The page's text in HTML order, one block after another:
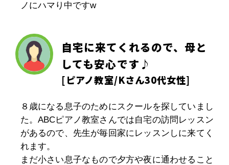
ノにハマり中ですw
自宅に来てくれるので、母と
しても安心です♪
[ピアノ教室/Kさん30代女性]
８歳になる息子のためにスクールを探していまし
た。ABCピアノ教室さんでは自宅の訪問レッスン
があるので、先生が毎回家にレッスンしに来てく
れます。
まだ小さい息子なもので夕方や夜に通わせること